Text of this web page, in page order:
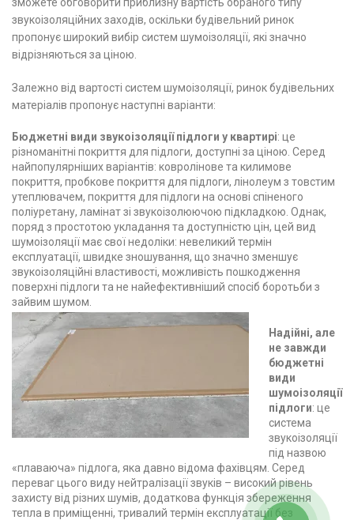
звукоізоляційних заходів, оскільки будівельний ринок
пропонує широкий вибір систем шумоізоляції, які значно
відрізняються за ціною.
Залежно від вартості систем шумоізоляції, ринок будівельних
матеріалів пропонує наступні варіанти:
Бюджетні види звукоізоляції підлоги у квартирі: це
різноманітні покриття для підлоги, доступні за ціною. Серед
найпопулярніших варіантів: ковролінове та килимове
покриття, пробкове покриття для підлоги, лінолеум з товстим
утеплювачем, покриття для підлоги на основі спіненого
поліуретану, ламінат зі звукоізолюючою підкладкою. Однак,
поряд з простотою укладання та доступністю цін, цей вид
шумоізоляції має свої недоліки: невеликий термін
експлуатації, швидке зношування, що значно зменшує
звукоізоляційні властивості, можливість пошкодження
поверхні підлоги та не найефективніший спосіб боротьби з
зайвим шумом.
Надійні, але
не завжди
бюджетні
види
шумоізоляції
підлоги: це
система
звукоізоляції
під назвою
«плаваюча» підлога, яка давно відома фахівцям. Серед
переваг цього виду нейтралізації звуків – високий рівень
захисту від різних шумів, додаткова функція збереження
тепла в приміщенні, тривалий термін експлуатації без